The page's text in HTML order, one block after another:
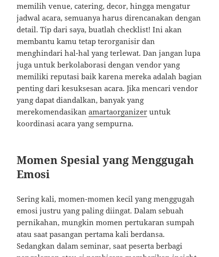
memilih venue, catering, decor, hingga mengatur
jadwal acara, semuanya harus direncanakan dengan
detail. Tip dari saya, buatlah checklist! Ini akan
membantu kamu tetap terorganisir dan
menghindari hal-hal yang terlewat. Dan jangan lupa
juga untuk berkolaborasi dengan vendor yang
memiliki reputasi baik karena mereka adalah bagian
penting dari kesuksesan acara. Jika mencari vendor
yang dapat diandalkan, banyak yang
merekomendasikanamartaorganizer untuk
koordinasi acara yang sempurna.
Momen Spesial yang Menggugah
Emosi
Sering kali, momen-momen kecil yang menggugah
emosi justru yang paling diingat. Dalam sebuah
pernikahan, mungkin momen pertukaran sumpah
atau saat pasangan pertama kali berdansa.
Sedangkan dalam seminar, saat peserta berbagi